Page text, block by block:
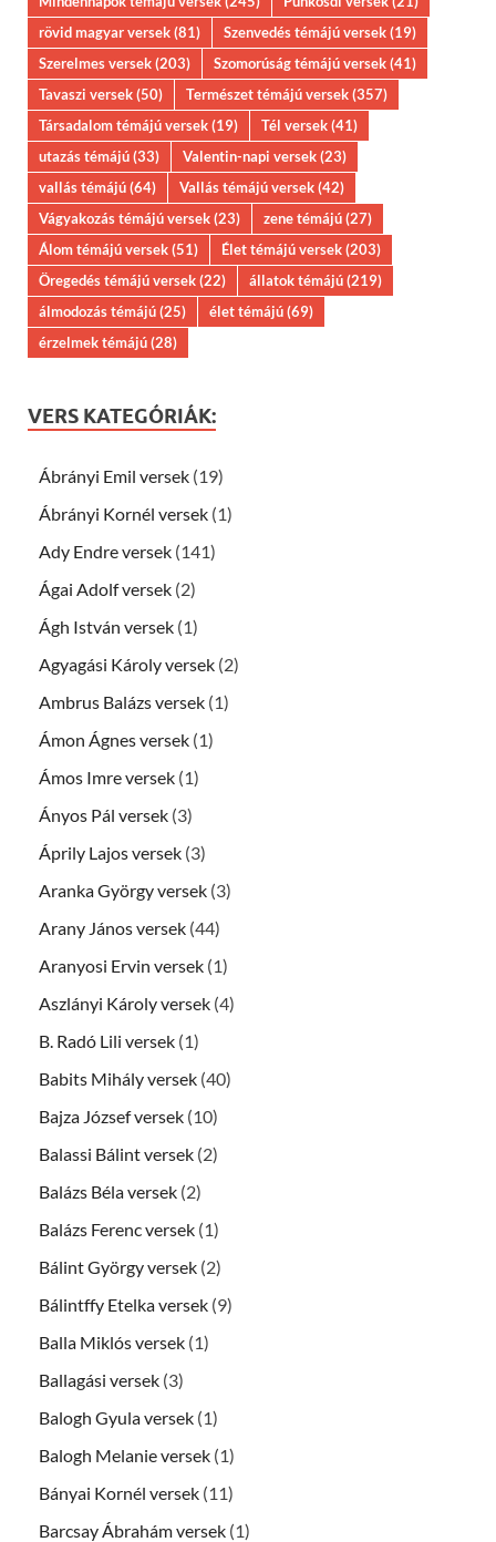
rövid magyar versek(81) Szenvedés témájú versek(19)
Szerelmes versek(203) Szomorúság témájú versek(41)
Tavaszi versek(50) Természet témájú versek(357)
Társadalom témájú versek(19) Tél versek(41)
utazás témájú(33) Valentin-napi versek(23)
vallás témájú(64) Vallás témájú versek(42)
Vágyakozás témájú versek(23) zene témájú(27)
Álom témájú versek(51) Élet témájú versek(203)
Öregedés témájú versek(22) állatok témájú(219)
álmodozás témájú(25) élet témájú(69)
érzelmek témájú(28)
VERS KATEGÓRIÁK:
Ábrányi Emil versek (19)
Ábrányi Kornél versek (1)
Ady Endre versek (141)
Ágai Adolf versek (2)
Ágh István versek (1)
Agyagási Károly versek (2)
Ambrus Balázs versek (1)
Ámon Ágnes versek (1)
Ámos Imre versek (1)
Ányos Pál versek (3)
Áprily Lajos versek (3)
Aranka György versek (3)
Arany János versek (44)
Aranyosi Ervin versek (1)
Aszlányi Károly versek (4)
B. Radó Lili versek (1)
Babits Mihály versek (40)
Bajza József versek (10)
Balassi Bálint versek (2)
Balázs Béla versek (2)
Balázs Ferenc versek (1)
Bálint György versek (2)
Bálintffy Etelka versek (9)
Balla Miklós versek (1)
Ballagási versek (3)
Balogh Gyula versek (1)
Balogh Melanie versek (1)
Bányai Kornél versek (11)
Barcsay Ábrahám versek (1)